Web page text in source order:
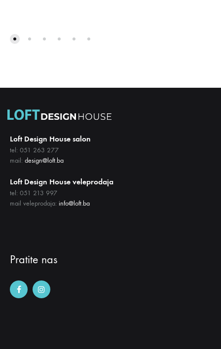
Loft Design House salon
tel: 051 263 277
mail: design@loft.ba
Loft Design House veleprodaja
tel: 051 213 997
mail veleprodaja: info@loft.ba
Pratite nas